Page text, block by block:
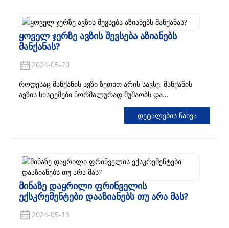
Ყოველ Ჯერზე Ავზის Შევსება Აზიანებს
Მანქანას?
2024-05-20
როდესაც მანქანის ავზი ზეთით არის სავსე, მანქანის
ავზის სისტემები ნორმალურად მუშაობს და
ავტომობილზე არანაირი ზემოქმედება არ ხდება.
რადგან ბენზინის ავზი და ბენზინი ზეთის სარქველს
ემატება, მანქანის ავზში გარკვეული ადგილია, რომელიც
Დეტალების Ნახვა
Მინაზე Დაყრილი Ფრინველის
Ექსკრემენტები Დააზიანებს Თუ Არა Მას?
2024-05-13